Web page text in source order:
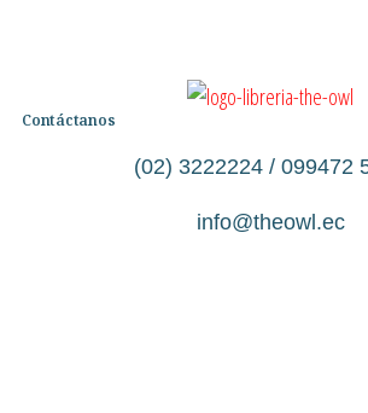
Contáctanos
(02) 3222224 / 099472
info@theowl.ec